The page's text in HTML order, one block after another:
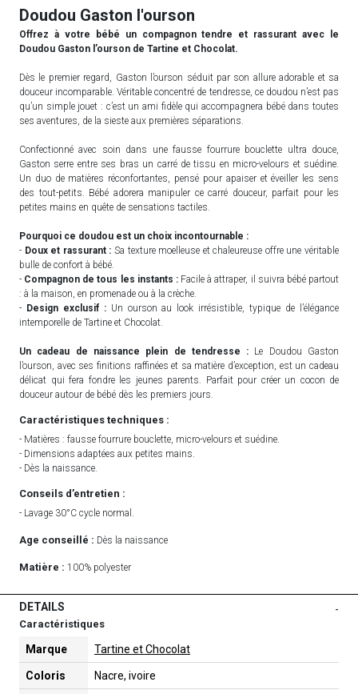
Doudou Gaston l'ourson
Offrez à votre bébé un compagnon tendre et rassurant avec le
Doudou Gaston l’ourson de Tartine et Chocolat.
Dès le premier regard, Gaston l’ourson séduit par son allure adorable et sa
douceur incomparable. Véritable concentré de tendresse, ce doudou n’est pas
qu’un simple jouet : c’est un ami fidèle qui accompagnera bébé dans toutes
ses aventures, de la sieste aux premières séparations.
Confectionné avec soin dans une fausse fourrure bouclette ultra douce,
Gaston serre entre ses bras un carré de tissu en micro-velours et suédine.
Un duo de matières réconfortantes, pensé pour apaiser et éveiller les sens
des tout-petits. Bébé adorera manipuler ce carré douceur, parfait pour les
petites mains en quête de sensations tactiles.
Pourquoi ce doudou est un choix incontournable :
- Doux et rassurant : Sa texture moelleuse et chaleureuse offre une véritable
bulle de confort à bébé.
- Compagnon de tous les instants :Facile à attraper, il suivra bébé partout
: à la maison, en promenade ou à la crèche.
- Design exclusif :Un ourson au look irrésistible, typique de l’élégance
intemporelle de Tartine et Chocolat.
Un cadeau de naissance plein de tendresse : Le Doudou Gaston
l’ourson, avec ses finitions raffinées et sa matière d’exception, est un cadeau
délicat qui fera fondre les jeunes parents. Parfait pour créer un cocon de
douceur autour de bébé dès les premiers jours.
Caractéristiques techniques :
- Matières : fausse fourrure bouclette, micro-velours et suédine.
- Dimensions adaptées aux petites mains.
- Dès la naissance.
Conseils d’entretien :
- Lavage 30°C cycle normal.
Age conseillé : Dès la naissance
Matière : 100% polyester
DETAILS -
Caractéristiques
Marque Tartine et Chocolat
Coloris Nacre, ivoire